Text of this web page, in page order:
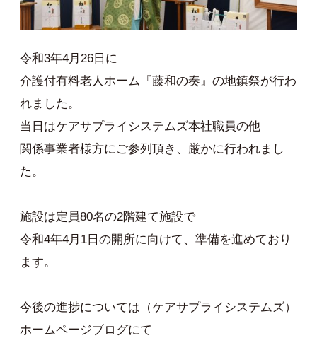
令和3年4月26日に
介護付有料老人ホーム『藤和の奏』の地鎮祭が行わ
れました。
当日はケアサプライシステムズ本社職員の他
関係事業者様方にご参列頂き、厳かに行われまし
た。
施設は定員80名の2階建て施設で
令和4年4月1日の開所に向けて、準備を進めており
ます。
今後の進捗については（ケアサプライシステムズ）
ホームページブログにて